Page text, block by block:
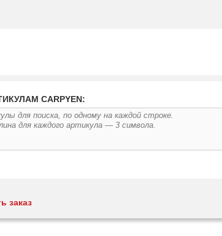
CARPYEN:
заказ